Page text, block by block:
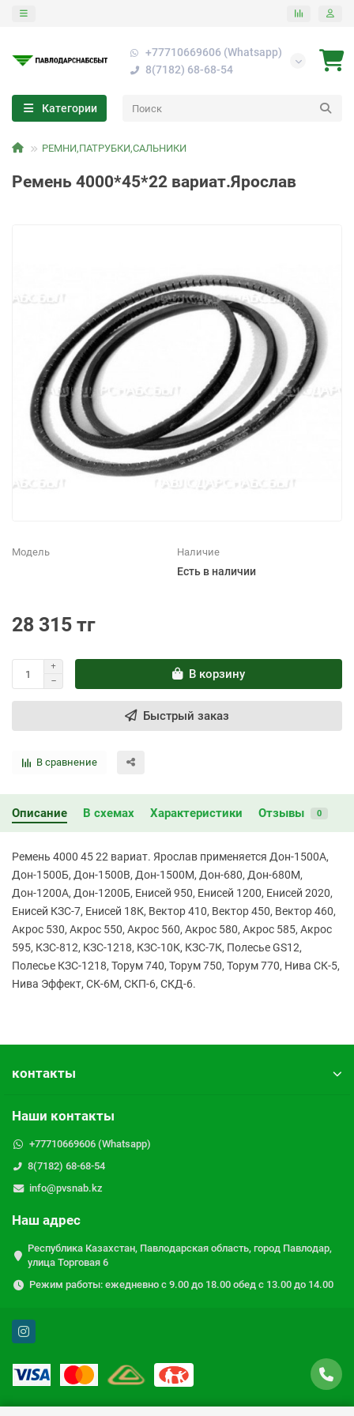
+77710669606 (Whatsapp)
8(7182) 68-68-54
Категории
РЕМНИ,ПАТРУБКИ,САЛЬНИКИ
Ремень 4000*45*22 вариат.Ярослав
Модель Наличие
Есть в наличии
28 315 тг
В корзину
Быстрый заказ
В сравнение
Описание В схемах Характеристики Отзывы 0
Ремень 4000 45 22 вариат. Ярослав применяется Дон-1500А,
Дон-1500Б, Дон-1500В, Дон-1500М, Дон-680, Дон-680М,
Дон-1200А, Дон-1200Б, Енисей 950, Енисей 1200, Енисей 2020,
Енисей КЗС-7, Енисей 18К, Вектор 410, Вектор 450, Вектор 460,
Акрос 530, Акрос 550, Акрос 560, Акрос 580, Акрос 585, Акрос
595, КЗС-812, КЗС-1218, КЗС-10К, КЗС-7К, Полесье GS12,
Полесье КЗС-1218, Торум 740, Торум 750, Торум 770, Нива СК-5,
Нива Эффект, СК-6М, СКП-6, СКД-6.
контакты
Наши контакты
+77710669606 (Whatsapp)
8(7182) 68-68-54
info@pvsnab.kz
Наш адрес
Республика Казахстан, Павлодарская область, город Павлодар,
улица Торговая 6
Режим работы: ежедневно с 9.00 до 18.00 обед с 13.00 до 14.00